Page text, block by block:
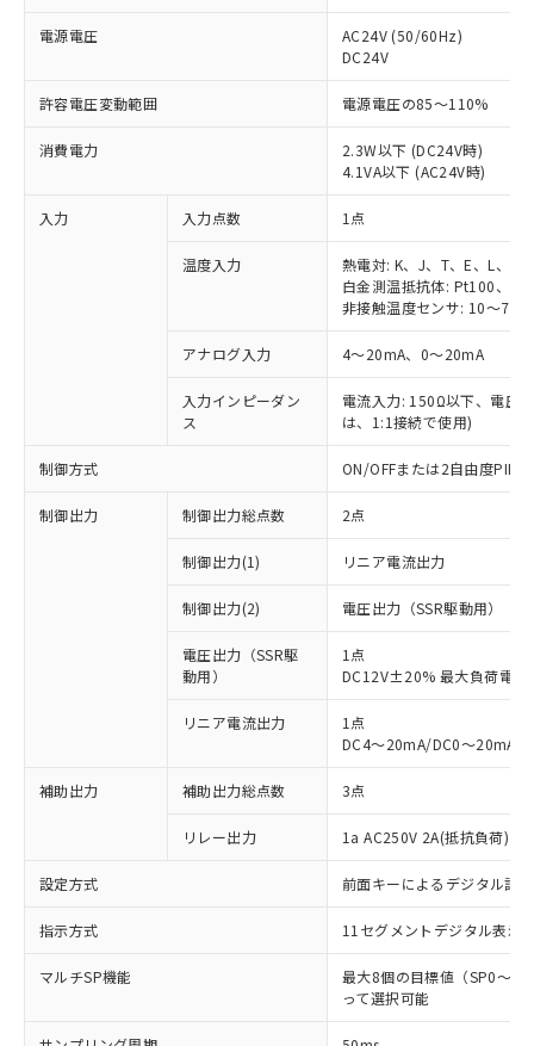
電源電圧
AC24V (50/60Hz)
DC24V
許容電圧変動範囲 電源電圧の85～110%
消費電力
2.3W以下 (DC24V時)
4.1VA以下 (AC24V時)
入力 入力点数 1点
温度入力
熱電対: K、J、T、E、L、U
白金測温抵抗体: Pt100、
非接触温度センサ: 10～
アナログ入力 4～20mA、0～20mA
入力インピーダン
ス
電流入力: 150Ω以下、電圧
は、1:1接続で使用)
制御方式 ON/OFFまたは2自由度PID
制御出力 制御出力総点数 2点
制御出力(1) リニア電流出力
制御出力(2) 電圧出力（SSR駆動用）
電圧出力（SSR駆
動用）
1点
DC12V±20% 最大負荷電流
リニア電流出力
1点
DC4～20mA/DC0～20mA
補助出力 補助出力総点数 3点
リレー出力 1a AC250V 2A(抵抗負荷)
設定方式 前面キーによるデジタル設定
指示方式 11セグメントデジタル表示
マルチSP機能
最大8個の目標値（SP0～
って選択可能